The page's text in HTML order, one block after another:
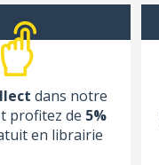
dans notre
profitez de 5%
en librairie